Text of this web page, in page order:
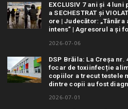
EXCLUSIV 7 ani și 4
a SECHESTRAT și
ore | Judecător:
intens” | Agresorul a și
2026-07-06
DSP Brăila: La Creșa
focar de toxiinfecție
copiilor a trecut testele
dintre copii au fost
2026-07-01